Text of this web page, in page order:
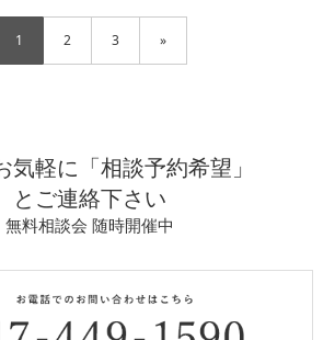
1 2 3 »
気軽に「相談予約希望」
とご連絡下さい
無料相談会 随時開催中